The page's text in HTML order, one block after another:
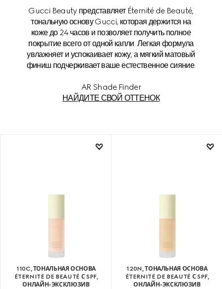
Gucci Beauty представляет Éternité de Beauté,
тональную основу Gucci, которая держится на
коже до 24 часов и позволяет получить полное
покрытие всего от одной капли. Легкая формула
увлажняет и успокаивает кожу, а мягкий матовый
финиш подчеркивает ваше естественное сияние.
AR Shade Finder
НАЙДИТЕ СВОЙ ОТТЕНОК
110C, ТОНАЛЬНАЯ ОСНОВА
ÉTERNITÉ DE BEAUTÉ С SPF,
ОНЛАЙН-ЭКСКЛЮЗИВ
120N, ТОНАЛЬНАЯ ОСНОВА
ÉTERNITÉ DE BEAUTÉ С SPF,
ОНЛАЙН-ЭКСКЛЮЗИВ